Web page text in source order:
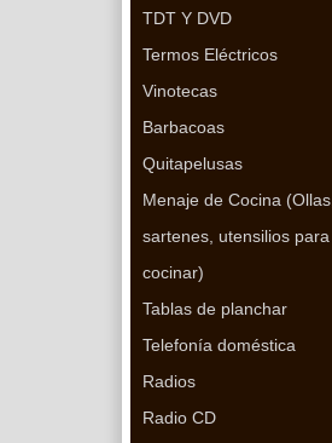
TDT Y DVD
Termos Eléctricos
Vinotecas
Barbacoas
Quitapelusas
Menaje de Cocina (Ollas,
sartenes, utensilios para
cocinar)
Tablas de planchar
Telefonía doméstica
Radios
Radio CD